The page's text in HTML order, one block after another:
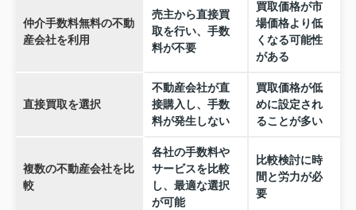
仲介手数料無料の不動
産会社を利用
売主から直接買
取を行い、手数
料が不要
買取価格が市
場価格より低
くなる可能性
がある
直接買取を選択
不動産会社が直
接購入し、手数
料が発生しない
買取価格が低
めに設定され
ることが多い
複数の不動産会社を比
較
各社の手数料や
サービスを比較
し、最適な選択
が可能
比較検討に時
間と労力が必
要